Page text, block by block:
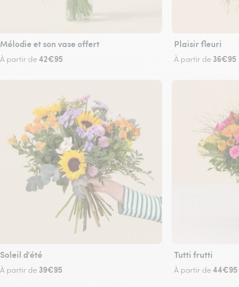
Mélodie et son vase offert
À partir de42€95
Plaisir fleuri
À partir de 36€95
Soleil d'été
À partir de 39€95
Tutti frutti
À partir de44€95